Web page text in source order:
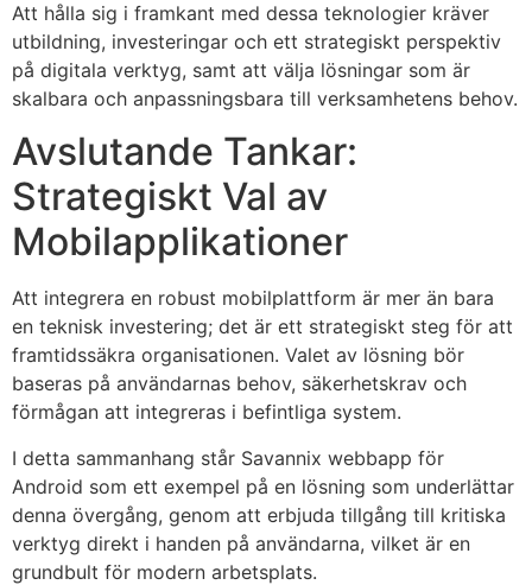
Att hålla sig i framkant med dessa teknologier kräver
utbildning, investeringar och ett strategiskt perspektiv
på digitala verktyg, samt att välja lösningar som är
skalbara och anpassningsbara till verksamhetens behov.
Avslutande Tankar:
Strategiskt Val av
Mobilapplikationer
Att integrera en robust mobilplattform är mer än bara
en teknisk investering; det är ett strategiskt steg för att
framtidssäkra organisationen. Valet av lösning bör
baseras på användarnas behov, säkerhetskrav och
förmågan att integreras i befintliga system.
I detta sammanhang står Savannix webbapp för
Android som ett exempel på en lösning som underlättar
denna övergång, genom att erbjuda tillgång till kritiska
verktyg direkt i handen på användarna, vilket är en
grundbult för modern arbetsplats.